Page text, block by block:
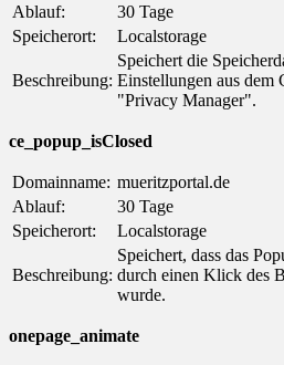
Ablauf:
30 Tage
Speicherort:
Localstorage
Beschreibung:
Speichert die
Einstellungen aus dem
"Privacy Manager".
ce_popup_isClosed
Domainname: mueritzportal.de
Ablauf:
30 Tage
Speicherort:
Localstorage
Beschreibung:
Speichert, dass das
durch einen Klick des
wurde.
onepage_animate